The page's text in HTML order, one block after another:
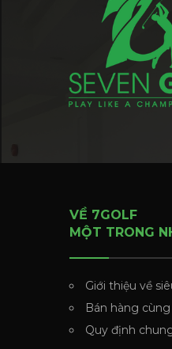
VỀ 7GOLF
MỘT TRONG
Giới thiệu về
Bán hàng
Quy định